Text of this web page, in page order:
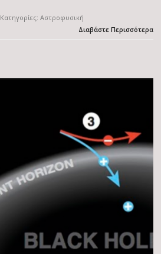
Κατηγορίες:Αστροφυσική
Διαβάστε Περισσότερα